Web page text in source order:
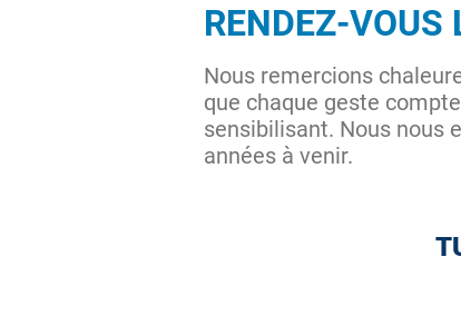
RENDEZ-VOUS
Nous remercions
que chaque geste
sensibilisant. Nous nous
années à venir.